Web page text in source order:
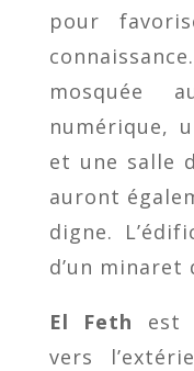
pour
mosquée
numérique,
et une salle
auront
digne.
d’un minaret
El Feth est
vers